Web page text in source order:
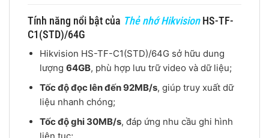
Tính năng nổi bật của Thẻ nhớ Hikvision HS-TF-
C1(STD)/64G
Hikvision HS-TF-C1(STD)/64G sở hữu dung
lượng 64GB, phù hợp lưu trữ video và dữ liệu;
Tốc độ đọc lên đến 92MB/s, giúp truy xuất dữ
liệu nhanh chóng;
Tốc độ ghi 30MB/s, đáp ứng nhu cầu ghi hình